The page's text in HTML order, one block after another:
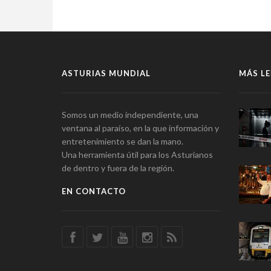
ASTURIAS MUNDIAL
Somos un medio independiente, una
ventana al paraíso, en la que información y
entretenimiento se dan la mano.
Una herramienta útil para los Asturianos
de dentro y fuera de la región.
EN CONTACTO
MÁS